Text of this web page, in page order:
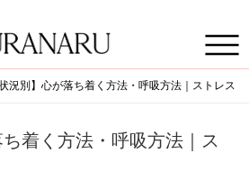
状況別】心が落ち着く方法・呼吸方法｜ストレス
ち着く方法・呼吸方法｜ス